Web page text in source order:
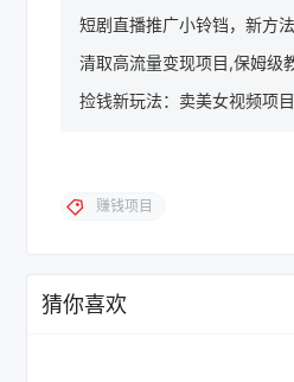
短剧直播推广小铃铛，新方
清取高流量变现项目,保姆级
捡钱新玩法：卖美女视频项
赚钱项目
猜你喜欢